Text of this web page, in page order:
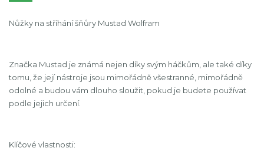
Nůžky na stříhání šňůry Mustad Wolfram
Značka Mustad je známá nejen díky svým háčkům, ale také díky
tomu, že její nástroje jsou mimořádně všestranné, mimořádně
odolné a budou vám dlouho sloužit, pokud je budete používat
podle jejich určení.
Klíčové vlastnosti: